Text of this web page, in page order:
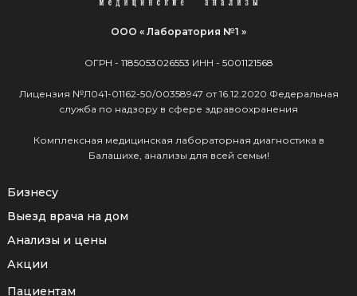
ООО « Лаборатория №1 »
ОГРН - 1185053026553 ИНН - 5001121568
Лицензия №Л041-01162-50/00358947 от 16.12.2020 Федеральная
служба по надзору в сфере здравоохранения
Комплексная медицинская лабораторная диагностика в
Балашихе, анализы для всей семьи!
Бизнесу
Выезд врача на дом
Анализы и цены
Акции
Пациентам